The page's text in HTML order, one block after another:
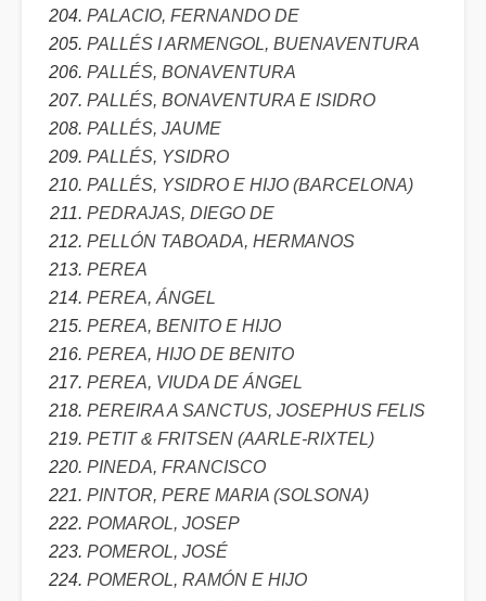
PALACIO, FERNANDO DE
PALLÉS I ARMENGOL, BUENAVENTURA
PALLÉS, BONAVENTURA
PALLÉS, BONAVENTURA E ISIDRO
PALLÉS, JAUME
PALLÉS, YSIDRO
PALLÉS, YSIDRO E HIJO (BARCELONA)
PEDRAJAS, DIEGO DE
PELLÓN TABOADA, HERMANOS
PEREA
PEREA, ÁNGEL
PEREA, BENITO E HIJO
PEREA, HIJO DE BENITO
PEREA, VIUDA DE ÁNGEL
PEREIRA A SANCTUS, JOSEPHUS FELIS
PETIT & FRITSEN (AARLE-RIXTEL)
PINEDA, FRANCISCO
PINTOR, PERE MARIA (SOLSONA)
POMAROL, JOSEP
POMEROL, JOSÉ
POMEROL, RAMÓN E HIJO